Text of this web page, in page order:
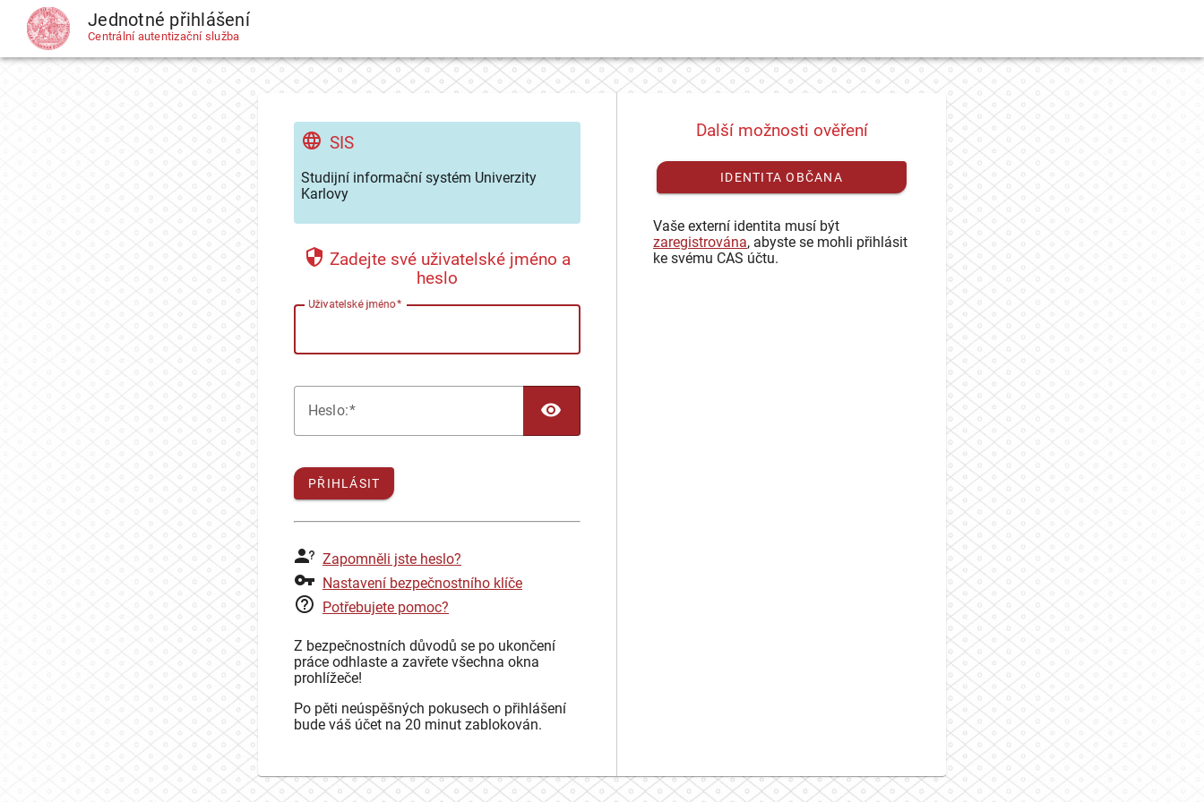
CAS Jednotné přihlášení
Centrální autentizační služba
SIS
Studijní informační systém Univerzity
Karlovy
Zadejte své uživatelské jméno a
heslo
Uživatelské jméno
Heslo:
PŘIHLÁSIT
Zapomněli jste heslo?
Nastavení bezpečnostního klíče
Potřebujete pomoc?
Z bezpečnostních důvodů se po ukončení
práce odhlaste a zavřete všechna okna
prohlížeče!
Po pěti neúspěšných pokusech o přihlášení
bude váš účet na 20 minut zablokován.
Další možnosti ověření
IDENTITA OBČANA
Vaše externí identita musí být
zaregistrována, abyste se mohli přihlásit
ke svému CAS účtu.